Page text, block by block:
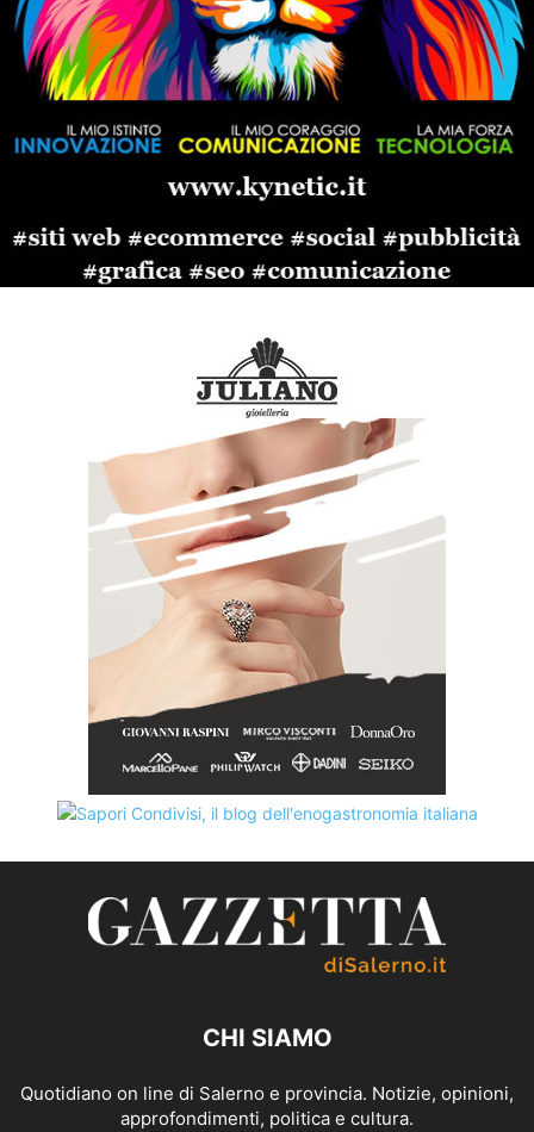
CHI SIAMO
Quotidiano on line di Salerno e provincia. Notizie, opinioni,
approfondimenti, politica e cultura.